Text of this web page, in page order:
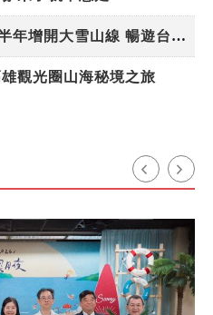
台灣好行／新路線！下半年增開大雪山線 暢遊台中更便利
觀光圈山海秘境之旅